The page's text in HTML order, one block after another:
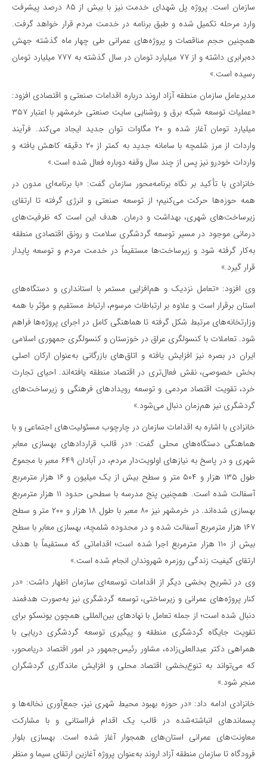
سازمان است. پروژه پل شهدای خدمت نیز با بیش از ۸۵ درصد پیشرفت
وارد مرحله تکمیل شده و طبق برنامه در خدمت مردم قرار خواهد گرفت.
همچنین حجم مناقصات و پروژه‌های عمرانی طی چهار ماه گذشته جهش
ده‌برابری داشته و از ۷۷ میلیارد تومان در سال گذشته به ۷۷۷ میلیارد تومان
رسیده است.»
مدیرعامل سازمان منطقه آزاد اروند درباره اقدامات صنعتی و اقتصادی افزود:
«عملیات توسعه شبکه برق و روشنایی سایت صنعتی خرمشهر با اعتبار ۳۵۷
میلیارد تومان آغاز شده و ۲۰ مگاوات توان جدید ایجاد می‌کند. فرآیند
واردات از مرز شلمچه با سامانه جدید به کمتر از ۲۰ دقیقه کاهش یافته و
واردات خودرو نیز پس از چند سال وقفه دوباره فعال شده است.»
خانزادی با تأکید بر نگاه برنامه‌محور سازمان گفت: «با برنامه‌ای مدون در
همه حوزه‌ها حرکت می‌کنیم؛ از توسعه صنعتی و انرژی گرفته تا ارتقای
زیرساخت‌های شهری، بهداشت و درمان. هدف این است که ظرفیت‌های
درمانی موجود در مسیر توسعه گردشگری سلامت و رونق اقتصادی منطقه
به‌کار گرفته شود و زیرساخت‌ها مستقیماً در خدمت مردم و توسعه پایدار
قرار گیرد.»
وی افزود: «تعامل نزدیک و هم‌افزایی مستمر با استانداری و دستگاه‌های
استان برقرار است و علاوه بر ارتباطات مرسوم، ارتباط مستقیم و مؤثر با همه
وزارتخانه‌های مرتبط شکل گرفته تا هماهنگی کامل در اجرای پروژه‌ها فراهم
شود. تعاملات با کنسولگری عراق در خوزستان و کنسولگری جمهوری اسلامی
ایران در بصره نیز افزایش یافته و اتاق‌های بازرگانی به‌عنوان ارکان اصلی
بخش خصوصی، نقش فعال‌تری در اقتصاد منطقه یافته‌اند. احیای تجارت
خرد، تقویت اقتصاد مردمی و توسعه رویدادهای فرهنگی و زیرساخت‌های
گردشگری نیز هم‌زمان دنبال می‌شود.»
خانزادی با اشاره به اقدامات سازمان در چارچوب مسئولیت‌های اجتماعی و با
هماهنگی دستگاه‌های محلی گفت: «در قالب قراردادهای بهسازی معابر
شهری و در پاسخ به نیازهای اولویت‌دار مردم، در آبادان ۶۴۹ معبر با مجموع
طول ۱۳۵ هزار و ۵۰۴ متر و سطح بیش از یک میلیون و ۱۶ هزار مترمربع
آسفالت شده است. همچنین پنج مدرسه با سطحی حدود ۱۱ هزار مترمربع
بهسازی شده‌اند. در خرمشهر نیز ۸۰ معبر با طول ۱۸ هزار و ۲۰۰ متر و سطح
۱۶۷ هزار مترمربع آسفالت شده و در محدوده شلمچه، بهسازی معابر با سطح
بیش از ۱۱۰ هزار مترمربع اجرا شده است؛ اقداماتی که مستقیماً با هدف
ارتقای کیفیت زندگی روزمره شهروندان انجام شده است.»
وی در تشریح بخشی دیگر از اقدامات توسعه‌ای سازمان اظهار داشت: «در
کنار پروژه‌های عمرانی و زیرساختی، توسعه گردشگری نیز به‌صورت هدفمند
دنبال شده است؛ از جمله تعامل با نهادهای بین‌المللی همچون یونسکو برای
تقویت جایگاه گردشگری منطقه و پیگیری توسعه گردشگری دریایی با
همراهی دکتر عبدالعلی‌زاده، مشاور رئیس‌جمهور در امور اقتصاد دریامحور،
که می‌تواند به تنوع‌بخشی اقتصاد محلی و افزایش ماندگاری گردشگران
منجر شود.»
خانزادی ادامه داد: «در حوزه بهبود محیط شهری نیز، جمع‌آوری نخاله‌ها و
پسماندهای انباشته‌شده در قالب یک اقدام فرااستانی و با مشارکت
معاونت‌های عمرانی استان‌های همجوار آغاز شده است. بهسازی بلوار
فرودگاه تا سازمان منطقه آزاد اروند به‌عنوان پروژه آغازین ارتقای سیما و منظر